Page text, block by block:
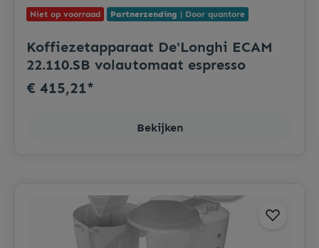
Niet op voorraad Partnerzending | Door quantore
Koffiezetapparaat De'Longhi ECAM
22.110.SB volautomaat espresso
€ 415,21*
Bekijken